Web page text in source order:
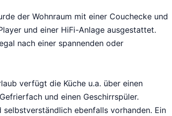
der Wohnraum mit einer Couchecke und
und einer HiFi-Anlage ausgestattet.
nach einer spannenden oder
verfügt die Küche u.a. über einen
und einen Geschirrspüler.
ebenfalls vorhanden. Ein